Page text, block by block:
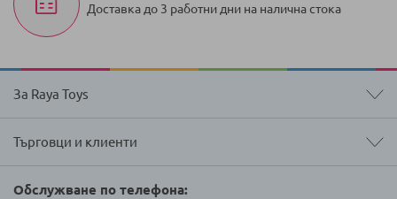
Доставка до 3 работни дни на налична стока
За Raya Toys
Търговци и клиенти
Обслужване по телефона: